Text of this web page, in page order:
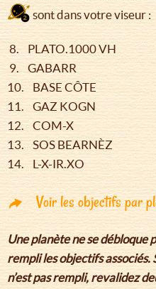
sont dans votre viseur :
8. PLATO.1000 VH
9. GABARR
10. BASE CÔTE
11. GAZ KOGN
12. COM-X
13. SOS BEARNÈZ
14. L-X-IR.XO
Voir les objectifs par
Une planète ne se débloque
rempli les objectifs associés.
n’est pas rempli, revalidez